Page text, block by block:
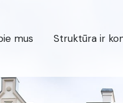
mus Struktūra ir